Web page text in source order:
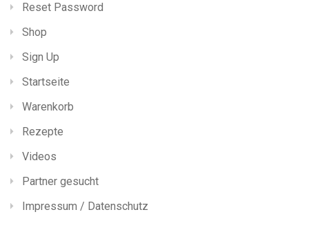
Reset Password
Shop
Sign Up
Startseite
Warenkorb
Rezepte
Videos
Partner gesucht
Impressum / Datenschutz